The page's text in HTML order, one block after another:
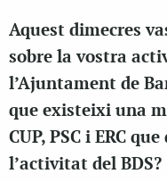
Aquest dimecres
sobre la vostra
l’Ajuntament de
que existeixi una
CUP, PSC i ERC
l’activitat del BDS?